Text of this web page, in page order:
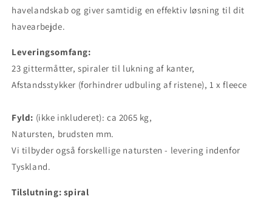
havelandskab og giver samtidig en effektiv løsning til dit
havearbejde.
Leveringsomfang:
23 gittermåtter, spiraler til lukning af kanter,
Afstandsstykker (forhindrer udbuling af ristene), 1 x fleece
Fyld: (ikke inkluderet): ca 2065 kg,
Natursten, brudsten mm.
Vi tilbyder også forskellige natursten - levering indenfor
Tyskland.
Tilslutning: spiral